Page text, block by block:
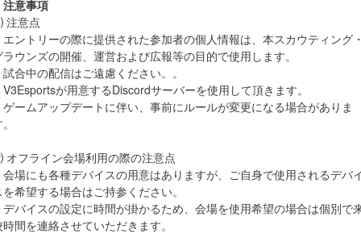
注意事項
意点
エントリーの際に提供された参加者の個人情報は、本スカウティング・
ラウンズの開催、運営および広報等の目的で使用します。
試合中の配信はご遠慮ください。。
V3Esportsが用意するDiscordサーバーを使用して頂きます。
ゲームアップデートに伴い、事前にルールが変更になる場合がありま
フライン会場利用の際の注意点
会場にも各種デバイスの用意はありますが、ご自身で使用されるデバ
を希望する場合はご持参ください。
デバイスの設定に時間が掛かるため、会場を使用希望の場合は個別で
時間を連絡させていただきます。